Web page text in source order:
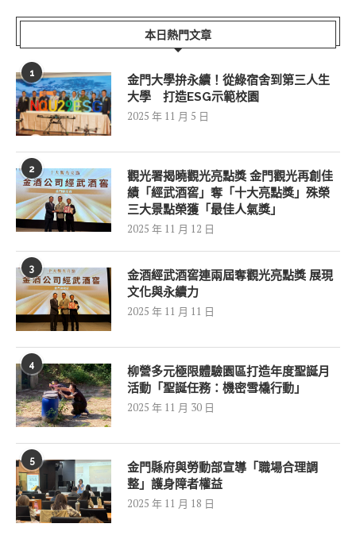
本日熱門文章
1
金門大學拚永續！從綠宿舍到第三人生
大學 打造ESG示範校園
2025 年 11 月 5 日
2
觀光署揭曉觀光亮點獎 金門觀光再創佳
績「經武酒窖」奪「十大亮點獎」殊榮
三大景點榮獲「最佳人氣獎」
2025 年 11 月 12 日
3
金酒經武酒窖連兩屆奪觀光亮點獎 展現
文化與永續力
2025 年 11 月 11 日
4
柳營多元極限體驗園區打造年度聖誕月
活動「聖誕任務：機密雪橇行動」
2025 年 11 月 30 日
5
金門縣府與勞動部宣導「職場合理調
整」護身障者權益
2025 年 11 月 18 日